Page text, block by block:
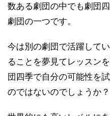
数ある劇団の中でも劇団
劇団の一つです。
今は別の劇団で活躍して
ることを夢見てレッスン
団四季で自分の可能性を
のではないのでしょうか？